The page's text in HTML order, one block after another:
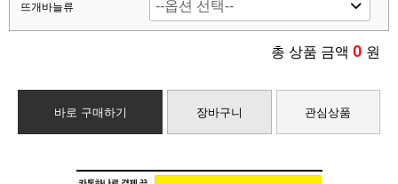
뜨개바늘류
총 상품 금액 0 원
바로 구매하기 장바구니 관심상품